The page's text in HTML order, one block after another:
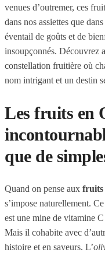
venues d’outremer, ces
dans nos assiettes que
éventail de goûts et de
insoupçonnés. Découvrez
constellation fruitière où
nom intrigant et un destin
Les fruits en
que de
Quand on pense aux fruits
s’impose naturellement.
est une mine de vitamine
Mais il cohabite avec
histoire et en saveurs. L’